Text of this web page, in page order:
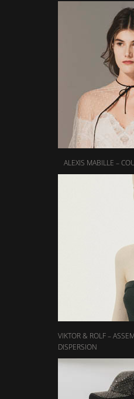
ALEXIS MABILLE –
VIKTOR & ROLF –
DISPERSION